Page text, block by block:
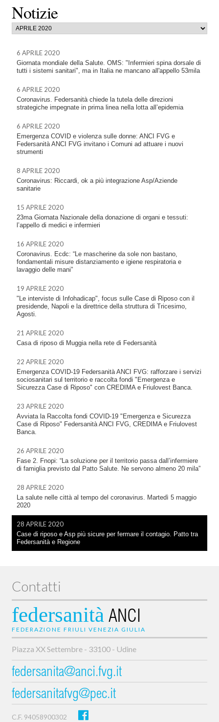
Notizie
6 APRILE 2020
Giornata mondiale della Salute. OMS: "Infermieri spina dorsale di
tutti i sistemi sanitari", ma in Italia ne mancano all'appello 53mila
6 APRILE 2020
Coronavirus. Federsanità chiede la tutela delle direzioni
strategiche impegnate in prima linea nella lotta all’epidemia
6 APRILE 2020
Emergenza COVID e violenza sulle donne: ANCI FVG e
Federsanità ANCI FVG invitano i Comuni ad attuare i nuovi
strumenti
8 APRILE 2020
Coronavirus: Riccardi, ok a più integrazione Asp/Aziende
sanitarie
15 APRILE 2020
23ma Giornata Nazionale della donazione di organi e tessuti:
l’appello di medici e infermieri
16 APRILE 2020
Coronavirus. Ecdc: “Le mascherine da sole non bastano,
fondamentali misure distanziamento e igiene respiratoria e
lavaggio delle mani”
19 APRILE 2020
"Le interviste di Infohadicap", focus sulle Case di Riposo con il
presidende, Napoli e la direttrice della struttura di Tricesimo,
Agosti.
21 APRILE 2020
Casa di riposo di Muggia nella rete di Federsanità
22 APRILE 2020
Emergenza COVID-19 Federsanità ANCI FVG: rafforzare i servizi
sociosanitari sul territorio e raccolta fondi "Emergenza e
Sicurezza Case di Riposo" con CREDIMA e Friulovest Banca.
23 APRILE 2020
Avviata la Raccolta fondi COVID-19 "Emergenza e Sicurezza
Case di Riposo" Federsanità ANCI FVG, CREDIMA e Friulovest
Banca.
26 APRILE 2020
Fase 2. Fnopi: “La soluzione per il territorio passa dall’infermiere
di famiglia previsto dal Patto Salute. Ne servono almeno 20 mila”
28 APRILE 2020
La salute nelle città al tempo del coronavirus. Martedì 5 maggio
2020
28 APRILE 2020
Case di riposo e Asp più sicure per fermare il contagio. Patto tra
Federsanità e Regione
Contatti
federsanità ANCI
FEDERAZIONE FRIULI VENEZIA GIULIA
Piazza XX Settembre - 33100 - Udine
federsanita@anci.fvg.it
federsanitafvg@pec.it
C.F. 94058900302